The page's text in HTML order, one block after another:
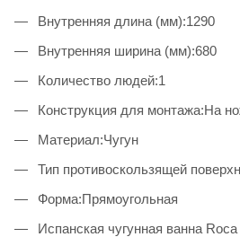
Внутренняя длина (мм):1290
Внутренняя ширина (мм):680
Количество людей:1
Конструкция для монтажа:На
Материал:Чугун
Тип противоскользящей
Форма:Прямоугольная
Испанская чугунная ванна